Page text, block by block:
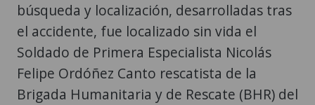
búsqueda y localización, desarrolladas tras
el accidente, fue localizado sin vida el
Soldado de Primera Especialista Nicolás
Felipe Ordóñez Canto rescatista de la
Brigada Humanitaria y de Rescate (BHR) del